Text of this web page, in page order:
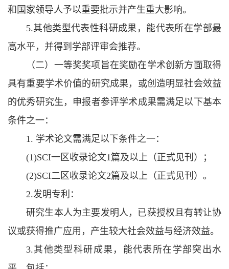
和国家领导人予以重要批示并产生重大影响。
5.其他类型代表性科研成果，能代表所在学部最
高水平，并得到学部评审会推荐。
（二）一等奖奖项旨在奖励在学术创新方面取得
具有重要学术价值的研究成果，或创造明显社会效益
的优秀研究生，申报者参评学术成果需满足以下基本
条件之一：
1. 学术论文需满足以下条件之一：
(1)SCI一区收录论文1篇及以上（正式见刊）；
(2)SCI二区收录论文2篇及以上（正式见刊）。
2.发明专利：
研究生本人为主要发明人，已获授权且有转让协
议或获得推广应用，产生较大社会效益与经济效益。
3.其他类型科研成果，能代表所在学部突出水